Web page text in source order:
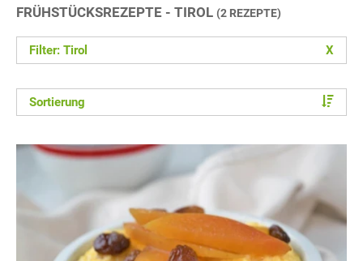
FRÜHSTÜCKSREZEPTE - TIROL (2 REZEPTE)
Filter: Tirol X
Sortierung